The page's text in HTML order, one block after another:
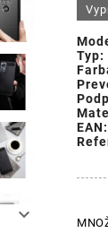

Typ:
EAN: